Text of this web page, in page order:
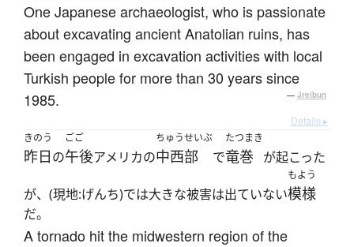
One Japanese archaeologist, who is passionate
about excavating ancient Anatolian ruins, has
been engaged in excavation activities with local
Turkish people for more than 30 years since
1985.
— Jreibun
Details ▸
きのう
昨日の
ごご
午後アメリカの
ちゅうせいぶ
中西部 で
たつまき
竜巻 が起こった
が、(現地:げんち)では大きな被害は出ていない
もよう
模様
だ。
A tornado hit the midwestern region of the